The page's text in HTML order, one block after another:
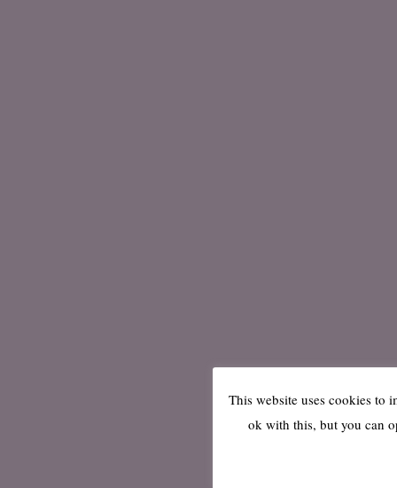
This website uses cookies to
ok with this, but you can